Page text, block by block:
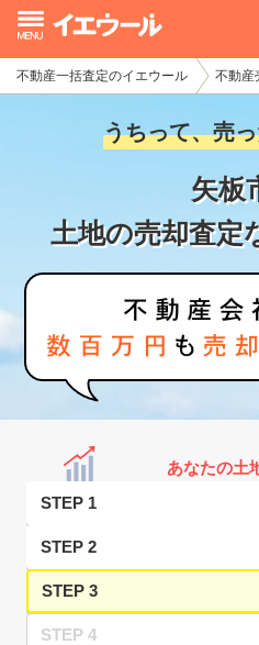
不動産一括査定のイエウール 不動産
うちって、売
矢板
土地の売却査定
あなたの土
STEP 1
STEP 2
STEP 3
STEP 4
イエウール加盟希望の不動産会
初めての方へ
不動産の売却・一括査定
家査定シミュレーター
お問い合わせ